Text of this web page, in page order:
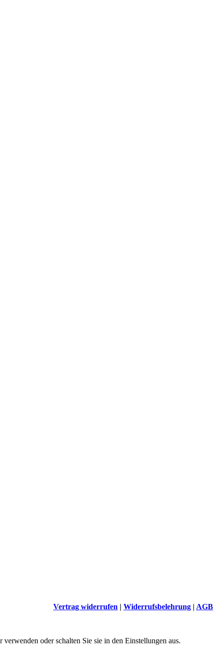
Vertrag widerrufen | Widerrufsbelehrung | AGB
oder schalten Sie sie in den Einstellungen aus.